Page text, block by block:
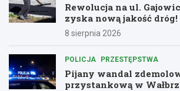
Rewolucja na ul.
zyska nową jakość dróg!
8 sierpnia 2026
POLICJA PRZESTĘPSTWA
Pijany wandal
przystankową w